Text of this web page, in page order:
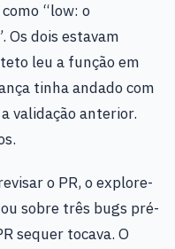
“low: o
Os dois estavam
leu a função em
tinha andado com
validação anterior.
o PR, o explore-
sobre três bugs pré-
sequer tocava. O